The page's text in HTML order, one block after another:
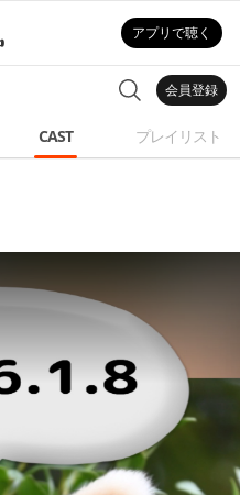
アプリで聴く
会員登録
CAST プレイリスト